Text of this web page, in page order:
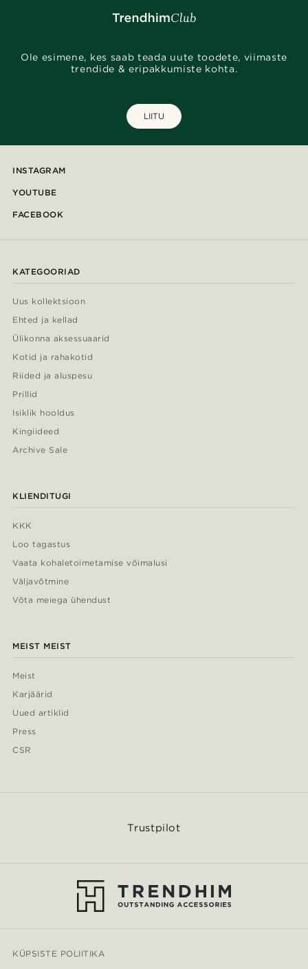
Ole esimene, kes saab teada uute toodete, viimaste
trendide & eripakkumiste kohta.
LIITU
INSTAGRAM
YOUTUBE
FACEBOOK
KATEGOORIAD
Uus kollektsioon
Ehted ja kellad
Ülikonna aksessuaarid
Kotid ja rahakotid
Riided ja aluspesu
Prillid
Isiklik hooldus
Kingiideed
Archive Sale
KLIENDITUGI
KKK
Loo tagastus
Vaata kohaletoimetamise võimalusi
Väljavõtmine
Võta meiega ühendust
MEIST MEIST
Meist
Karjäärid
Uued artiklid
Press
CSR
Trustpilot
KÜPSISTE POLIITIKA